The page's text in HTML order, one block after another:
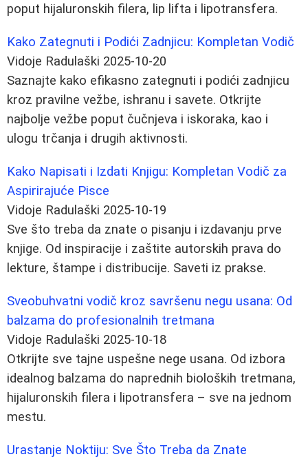
poput hijaluronskih filera, lip lifta i lipotransfera.
Kako Zategnuti i Podići Zadnjicu: Kompletan Vodič
Vidoje Radulaški 2025-10-20
Saznajte kako efikasno zategnuti i podići zadnjicu
kroz pravilne vežbe, ishranu i savete. Otkrijte
najbolje vežbe poput čučnjeva i iskoraka, kao i
ulogu trčanja i drugih aktivnosti.
Kako Napisati i Izdati Knjigu: Kompletan Vodič za
Aspirirajuće Pisce
Vidoje Radulaški 2025-10-19
Sve što treba da znate o pisanju i izdavanju prve
knjige. Od inspiracije i zaštite autorskih prava do
lekture, štampe i distribucije. Saveti iz prakse.
Sveobuhvatni vodič kroz savršenu negu usana: Od
balzama do profesionalnih tretmana
Vidoje Radulaški 2025-10-18
Otkrijte sve tajne uspešne nege usana. Od izbora
idealnog balzama do naprednih bioloških tretmana,
hijaluronskih filera i lipotransfera – sve na jednom
mestu.
Urastanje Noktiju: Sve Što Treba da Znate